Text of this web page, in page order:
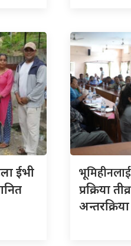
ईभी
भूमिहीनलाई
प्रक्रिया
अन्तरक्रिया